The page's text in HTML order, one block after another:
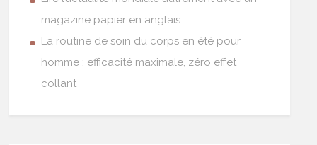
magazine papier en anglais
La routine de soin du corps en été pour
homme : efficacité maximale, zéro effet
collant